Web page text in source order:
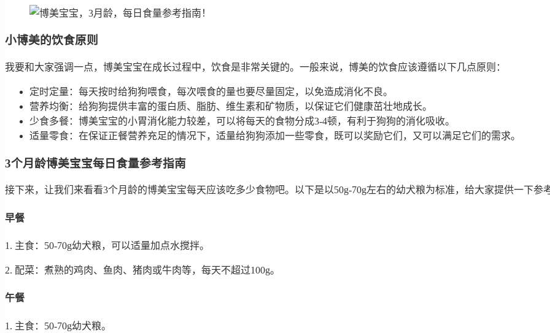
小博美的饮食原则
我要和大家强调一点，博美宝宝在成长过程中，饮食是非常关键的。一般来说，博美的饮食应该遵循以下几点原则：
定时定量：每天按时给狗狗喂食，每次喂食的量也要尽量固定，以免造成消化不良。
营养均衡：给狗狗提供丰富的蛋白质、脂肪、维生素和矿物质，以保证它们健康茁壮地成长。
少食多餐：博美宝宝的小胃消化能力较差，可以将每天的食物分成3-4顿，有利于狗狗的消化吸收。
适量零食：在保证正餐营养充足的情况下，适量给狗狗添加一些零食，既可以奖励它们，又可以满足它们的需求。
3个月龄博美宝宝每日食量参考指南
接下来，让我们来看看3个月龄的博美宝宝每天应该吃多少食物吧。以下是以50g-70g左右的幼犬粮为标准，给大家提供一下参
早餐
1. 主食：50-70g幼犬粮，可以适量加点水搅拌。
2. 配菜：煮熟的鸡肉、鱼肉、猪肉或牛肉等，每天不超过100g。
午餐
1. 主食：50-70g幼犬粮。